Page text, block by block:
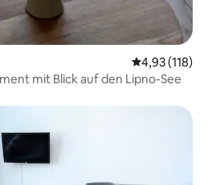
4,93 (118)
mit Blick auf den Lipno-See